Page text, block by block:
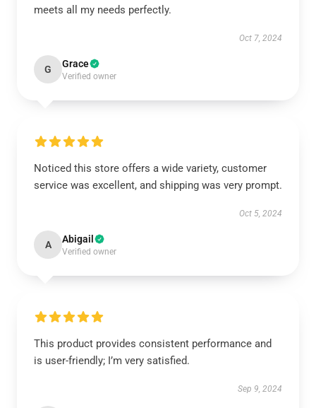
meets all my needs perfectly.
Oct 7, 2024
G Grace
Verified owner
Noticed this store offers a wide variety, customer
service was excellent, and shipping was very prompt.
Oct 5, 2024
A Abigail
Verified owner
This product provides consistent performance and
is user-friendly; I’m very satisfied.
Sep 9, 2024